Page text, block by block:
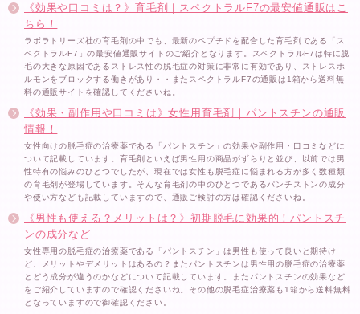
《効果や口コミは？》育毛剤｜スペクトラルF7の最安値通販はこ
ちら！
ラボラトリーズ社の育毛剤の中でも、最新のペプチドを配合した育毛剤である「ス
ペクトラルF7」の最安値通販サイトのご紹介となります。スペクトラルF7は特に脱
毛の大きな原因であるストレス性の脱毛症の対策に非常に有効であり、ストレスホ
ルモンをブロックする働きがあり・・またスペクトラルF7の通販は1箱から送料無
料の通販サイトを確認してくださいね。
《効果・副作用や口コミは》女性用育毛剤｜パントスチンの通販
情報！
女性向けの脱毛症の治療薬である「パントスチン」の効果や副作用・口コミなどに
ついて記載しています。育毛剤といえば男性用の商品がずらりと並び、以前では男
性特有の悩みのひとつでしたが、現在では女性も脱毛症に悩まれる方が多く数種類
の育毛剤が登場しています。そんな育毛剤の中のひとつであるパンチストンの成分
や使い方なども記載していますので、通販ご検討の方は確認くださいね。
《男性も使える？メリットは？》初期脱毛に効果的！パントスチ
ンの成分など
女性専用の脱毛症の治療薬である「パントスチン」は男性も使って良いと期待け
ど、メリットやデメリットはあるの？またパントスチンは男性用の脱毛症の治療薬
とどう成分が違うのかなどについて記載しています。またパントスチンの効果など
をご紹介していますので確認くださいね。その他の脱毛症治療薬も1箱から送料無料
となっていますので御確認ください。